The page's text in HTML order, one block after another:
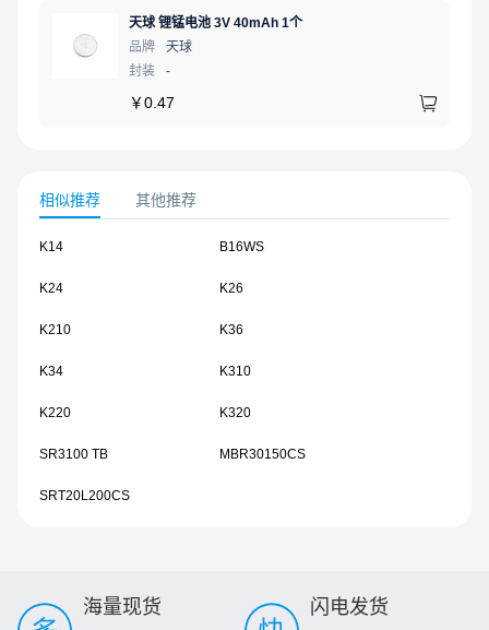
天球 锂锰电池 3V 40mAh 1个
品牌
天球
封装
-
￥0.47
相似推荐 其他推荐
K14 B16WS
K24 K26
K210 K36
K34 K310
K220 K320
SR3100 TB MBR30150CS
SRT20L200CS
海量现货 闪电发货